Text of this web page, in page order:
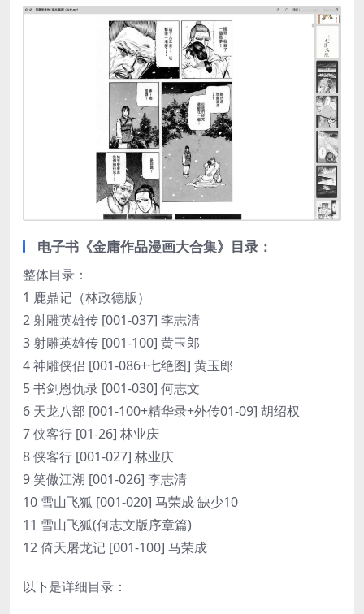
电子书《金庸作品漫画大合集》目录：
整体目录：
1 鹿鼎记（林政德版）
2 射雕英雄传 [001-037] 李志清
3 射雕英雄传 [001-100] 黄玉郎
4 神雕侠侣 [001-086+七绝图] 黄玉郎
5 书剑恩仇录 [001-030] 何志文
6 天龙八部 [001-100+精华录+外传01-09] 胡绍权
7 侠客行 [01-26] 林业庆
8 侠客行 [001-027] 林业庆
9 笑傲江湖 [001-026] 李志清
10 雪山飞狐 [001-020] 马荣成 缺少10
11 雪山飞狐(何志文版序章篇)
12 倚天屠龙记 [001-100] 马荣成
以下是详细目录：